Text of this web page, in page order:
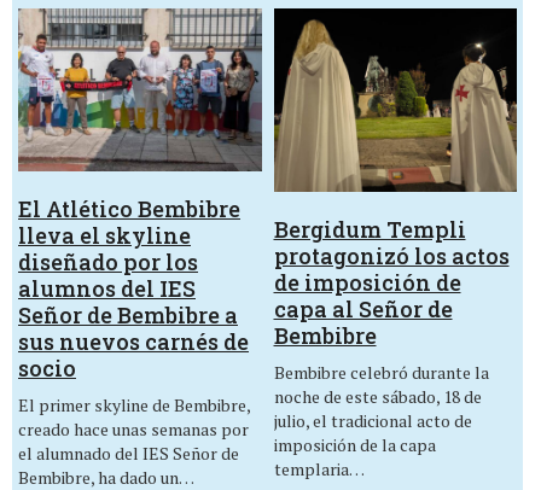
El Atlético Bembibre
lleva el skyline
diseñado por los
alumnos del IES
Señor de Bembibre a
sus nuevos carnés de
socio
El primer skyline de Bembibre,
creado hace unas semanas por
el alumnado del IES Señor de
Bembibre, ha dado un…
Bergidum Templi
protagonizó los actos
de imposición de
capa al Señor de
Bembibre
Bembibre celebró durante la
noche de este sábado, 18 de
julio, el tradicional acto de
imposición de la capa
templaria…